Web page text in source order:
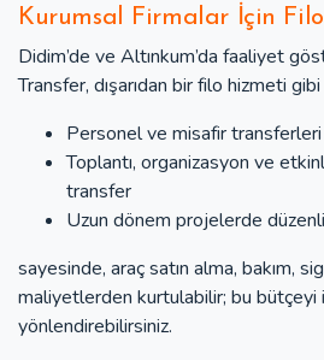
Kurumsal Firmalar İçin
Didim’de ve Altınkum’da faaliyet
Transfer, dışarıdan bir filo hizmeti gibi
Personel ve misafir transferleri
Toplantı, organizasyon ve
transfer
Uzun dönem projelerde
sayesinde, araç satın alma, bakım,
maliyetlerden kurtulabilir; bu bütçeyi
yönlendirebilirsiniz.